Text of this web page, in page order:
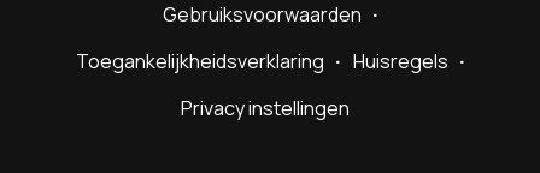
Gebruiksvoorwaarden
Toegankelijkheidsverklaring
Huisregels
Privacy instellingen